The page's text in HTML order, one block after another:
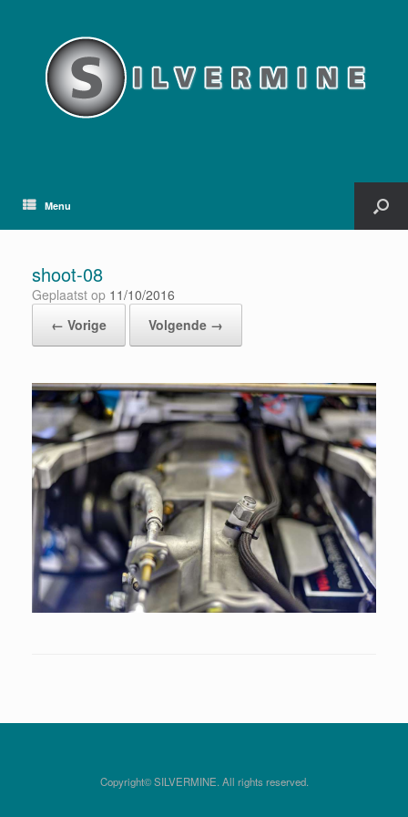
Menu
shoot-08
Geplaatst op 11/10/2016
← Vorige
Volgende →
Copyright© SILVERMINE. All rights reserved.